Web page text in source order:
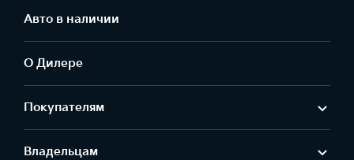
Авто в наличии
О Дилере
Покупателям
Владельцам